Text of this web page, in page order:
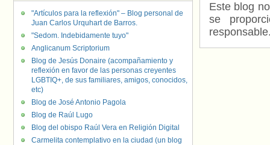
Este blog
se
"Artículos para la reflexión" – Blog personal de
Juan Carlos Urquhart de Barros.
"Sedom. Indebidamente tuyo"
Anglicanum Scriptorium
Blog de Jesús Donaire (acompañamiento y
reflexión en favor de las personas creyentes
LGBTIQ+, de sus familiares, amigos, conocidos,
etc)
Blog de José Antonio Pagola
Blog de Raúl Lugo
Blog del obispo Raúl Vera en Religión Digital
Carmelita contemplativo en la ciudad (un blog